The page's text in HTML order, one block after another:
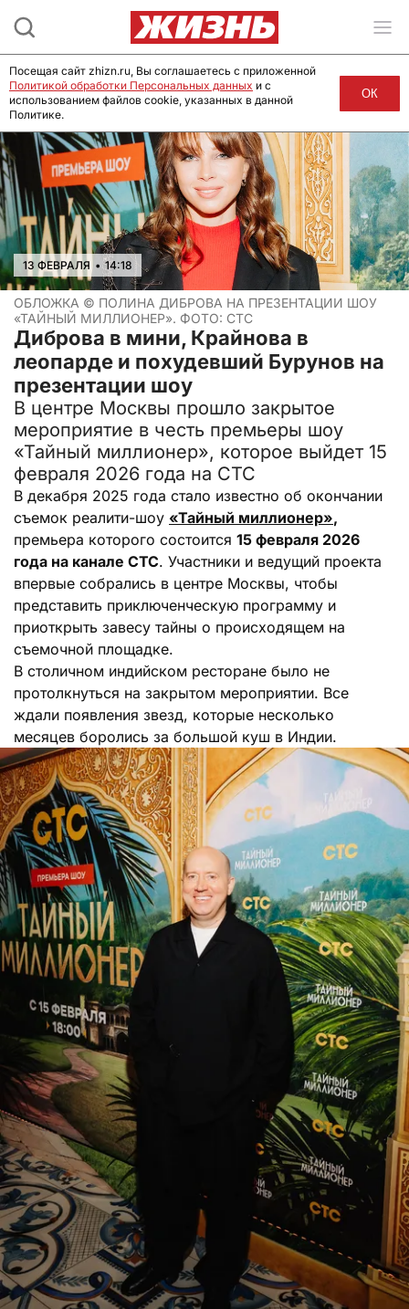
13 ФЕВРАЛЯ • 14:18
ОБЛОЖКА © ПОЛИНА ДИБРОВА НА ПРЕЗЕНТАЦИИ ШОУ
«ТАЙНЫЙ МИЛЛИОНЕР». ФОТО: СТС
Диброва в мини, Крайнова в
леопарде и похудевший Бурунов на
презентации шоу
В центре Москвы прошло закрытое
мероприятие в честь премьеры шоу
«Тайный миллионер», которое выйдет 15
февраля 2026 года на СТС
В декабря 2025 года стало известно об окончании
съемок реалити-шоу «Тайный миллионер»,
премьера которого состоится 15 февраля 2026
года на канале СТС. Участники и ведущий проекта
впервые собрались в центре Москвы, чтобы
представить приключенческую программу и
приоткрыть завесу тайны о происходящем на
съемочной площадке.
В столичном индийском ресторане было не
протолкнуться на закрытом мероприятии. Все
ждали появления звезд, которые несколько
месяцев боролись за большой куш в Индии.
Посещая сайт zhizn.ru, Вы соглашаетесь с приложенной
Политикой обработки Персональных данных и с
использованием файлов cookie, указанных в данной
Политике.
ОК